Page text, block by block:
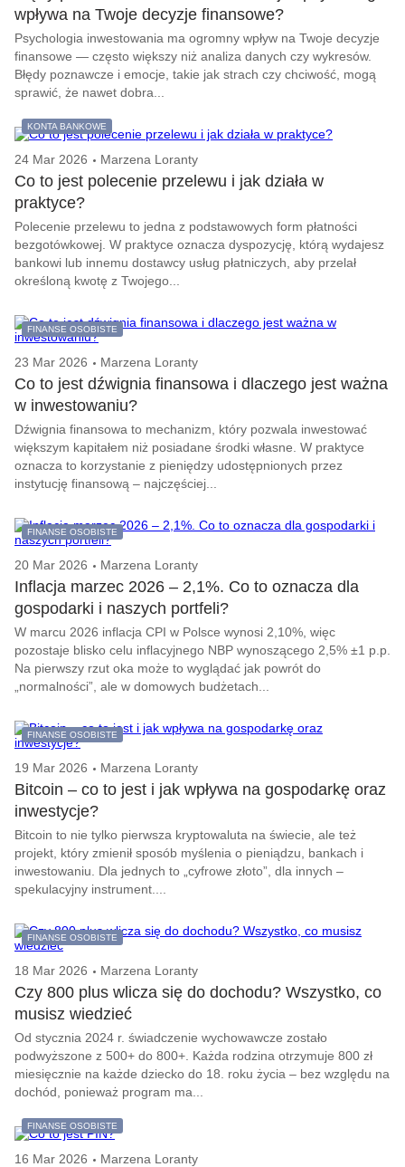
wpływa na Twoje decyzje finansowe?
Psychologia inwestowania ma ogromny wpływ na Twoje decyzje
finansowe — często większy niż analiza danych czy wykresów.
Błędy poznawcze i emocje, takie jak strach czy chciwość, mogą
sprawić, że nawet dobra...
KONTA BANKOWE
24 Mar 2026 Marzena Loranty
Co to jest polecenie przelewu i jak działa w
praktyce?
Polecenie przelewu to jedna z podstawowych form płatności
bezgotówkowej. W praktyce oznacza dyspozycję, którą wydajesz
bankowi lub innemu dostawcy usług płatniczych, aby przelał
określoną kwotę z Twojego...
FINANSE OSOBISTE
23 Mar 2026 Marzena Loranty
Co to jest dźwignia finansowa i dlaczego jest ważna
w inwestowaniu?
Dźwignia finansowa to mechanizm, który pozwala inwestować
większym kapitałem niż posiadane środki własne. W praktyce
oznacza to korzystanie z pieniędzy udostępnionych przez
instytucję finansową – najczęściej...
FINANSE OSOBISTE
20 Mar 2026 Marzena Loranty
Inflacja marzec 2026 – 2,1%. Co to oznacza dla
gospodarki i naszych portfeli?
W marcu 2026 inflacja CPI w Polsce wynosi 2,10%, więc
pozostaje blisko celu inflacyjnego NBP wynoszącego 2,5% ±1 p.p.
Na pierwszy rzut oka może to wyglądać jak powrót do
„normalności”, ale w domowych budżetach...
FINANSE OSOBISTE
19 Mar 2026 Marzena Loranty
Bitcoin – co to jest i jak wpływa na gospodarkę oraz
inwestycje?
Bitcoin to nie tylko pierwsza kryptowaluta na świecie, ale też
projekt, który zmienił sposób myślenia o pieniądzu, bankach i
inwestowaniu. Dla jednych to „cyfrowe złoto”, dla innych –
spekulacyjny instrument....
FINANSE OSOBISTE
18 Mar 2026 Marzena Loranty
Czy 800 plus wlicza się do dochodu? Wszystko, co
musisz wiedzieć
Od stycznia 2024 r. świadczenie wychowawcze zostało
podwyższone z 500+ do 800+. Każda rodzina otrzymuje 800 zł
miesięcznie na każde dziecko do 18. roku życia – bez względu na
dochód, ponieważ program ma...
FINANSE OSOBISTE
16 Mar 2026 Marzena Loranty